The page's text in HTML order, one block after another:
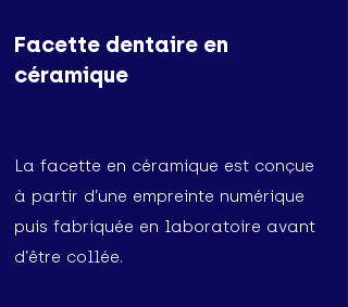
Facette dentaire en
céramique
La facette en céramique est conçue
à partir d’une empreinte numérique
puis fabriquée en laboratoire avant
d’être collée.